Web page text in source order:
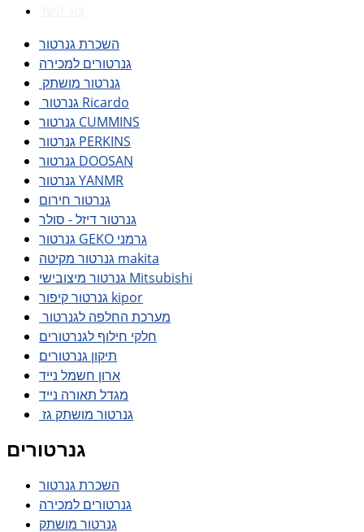
השכרת גנרטור
גנרטורים למכירה
גנרטור מושתק
גנרטור Ricardo
גנרטור CUMMINS
גנרטור PERKINS
גנרטור DOOSAN
גנרטור YANMR
גנרטור חירום
גנרטור דיזל - סולר
גנרטור GEKO גרמני
גנרטור מקיטה makita
גנרטור מיצובישי Mitsubishi
גנרטור קיפור kipor
מערכת החלפה לגנרטור
חלקי חילוף לגנרטורים
תיקון גנרטורים
ארון חשמל נייד
מגדל תאורה נייד
גנרטור מושתק גז
גנרטורים
השכרת גנרטור
גנרטורים למכירה
גנרטור מושתק